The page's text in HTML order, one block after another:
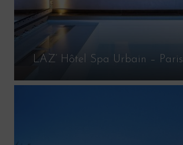
LAZ’ Hôtel Spa Urbain – Paris